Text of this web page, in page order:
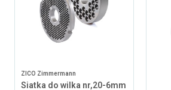
ZICO Zimmermann
Siatka do wilka nr,20-6mm